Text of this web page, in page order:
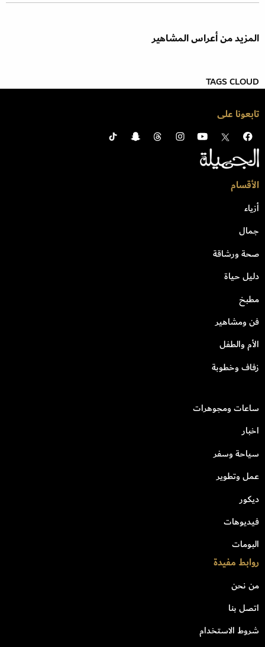
المزيد من أعراس المشاهير
TAGS CLOUD
تابعونا على
الأقسام
أزياء
جمال
صحة ورشاقة
دليل حياة
مطبخ
فن ومشاهير
الأم والطفل
زفاف وخطوبة
ساعات ومجوهرات
اخبار
سياحة وسفر
عمل وتطوير
ديكور
فيديوهات
البومات
روابط مفيدة
من نحن
اتصل بنا
شروط الاستخدام